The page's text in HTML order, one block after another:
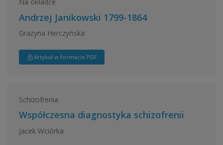
Andrzej Janikowski 1799-1864
Grażyna Herczyńska
Artykuł w formacie PDF
Schizofrenia
Współczesna diagnostyka schizofrenii
Jacek Wciórka